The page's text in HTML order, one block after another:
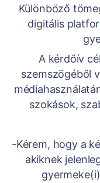
Különböző
digitális
A kérdőív
szemszögéből
szokások,
-Kérem, hogy a
akiknek